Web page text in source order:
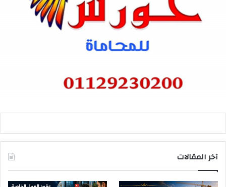
آخر المقالات